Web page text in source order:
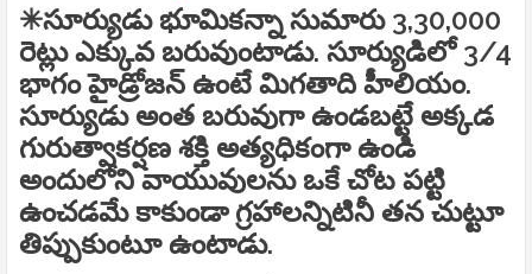
✳సూర్యుడు భూమికన్నా సుమారు 3,30,000
రెట్లు ఎక్కువ బరువుంటాడు. సూర్యుడిలో 3/4
భాగం హైడ్రోజన్‌ ఉంటే మిగతాది హీలియం.
సూర్యుడు అంత బరువుగా ఉండబట్టే అక్కడ
గురుత్వాకర్షణ శక్తి అత్యధికంగా ఉండి
అందులోని వాయువులను ఒకే చోట పట్టి
ఉంచడమే కాకుండా గ్రహాలన్నిటినీ తన చుట్టూ
తిప్పుకుంటూ ఉంటాడు.